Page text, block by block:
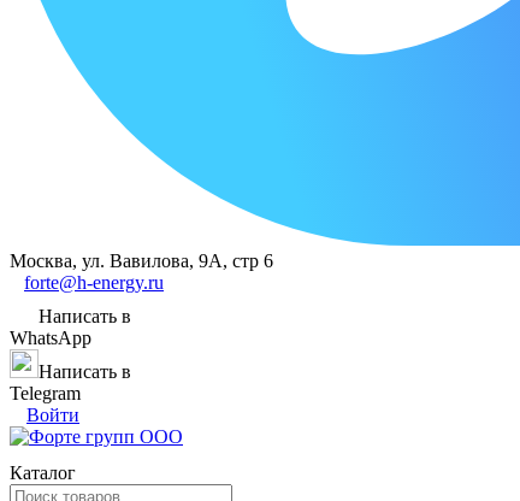
Москва, ул. Вавилова, 9А, стр 6
forte@h-energy.ru
Написать в
WhatsApp
Написать в
Telegram
Войти
Каталог